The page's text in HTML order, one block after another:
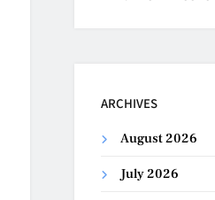
ARCHIVES
August 2026
July 2026